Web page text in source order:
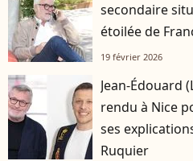
secondaire
étoilée de
19 février 2026
Jean-Édouard
rendu à Nice
ses
Ruquier